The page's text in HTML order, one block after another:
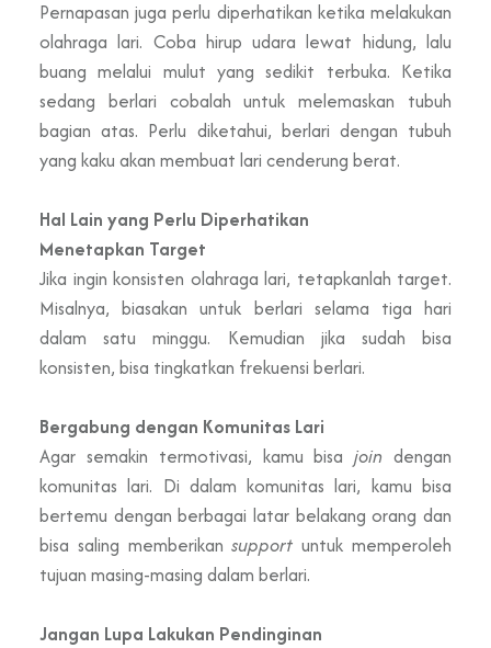
Pernapasan juga perlu diperhatikan ketika melakukan
olahraga lari. Coba hirup udara lewat hidung, lalu
buang melalui mulut yang sedikit terbuka. Ketika
sedang berlari cobalah untuk melemaskan tubuh
bagian atas. Perlu diketahui, berlari dengan tubuh
yang kaku akan membuat lari cenderung berat.
Hal Lain yang Perlu Diperhatikan
Menetapkan Target
Jika ingin konsisten olahraga lari, tetapkanlah target.
Misalnya, biasakan untuk berlari selama tiga hari
dalam satu minggu. Kemudian jika sudah bisa
konsisten, bisa tingkatkan frekuensi berlari.
Bergabung dengan Komunitas Lari
Agar semakin termotivasi, kamu bisajoindengan
komunitas lari. Di dalam komunitas lari, kamu bisa
bertemu dengan berbagai latar belakang orang dan
bisa saling memberikansupportuntuk memperoleh
tujuan masing-masing dalam berlari.
Jangan Lupa Lakukan Pendinginan